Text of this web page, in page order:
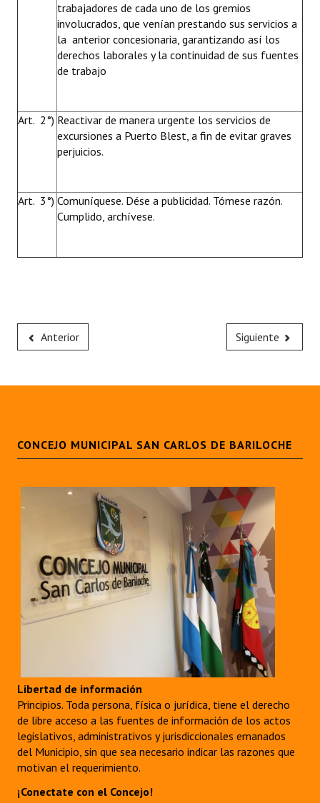
trabajadores de cada uno de los gremios
involucrados, que venían prestando sus servicios a
la anterior concesionaria, garantizando así los
derechos laborales y la continuidad de sus fuentes
de trabajo
Art. 2°) Reactivar de manera urgente los servicios de
excursiones a Puerto Blest, a fin de evitar graves
perjuicios.
Art. 3°) Comuníquese. Dése a publicidad. Tómese razón.
Cumplido, archívese.
Anterior Siguiente
CONCEJO MUNICIPAL SAN CARLOS DE BARILOCHE
Libertad de información
Principios. Toda persona, física o jurídica, tiene el derecho
de libre acceso a las fuentes de información de los actos
legislativos, administrativos y jurisdiccionales emanados
del Municipio, sin que sea necesario indicar las razones que
motivan el requerimiento.
¡Conectate con el Concejo!